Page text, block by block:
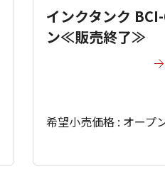
インクタンク
ン≪販売終了≫
希望小売価格 : オープ